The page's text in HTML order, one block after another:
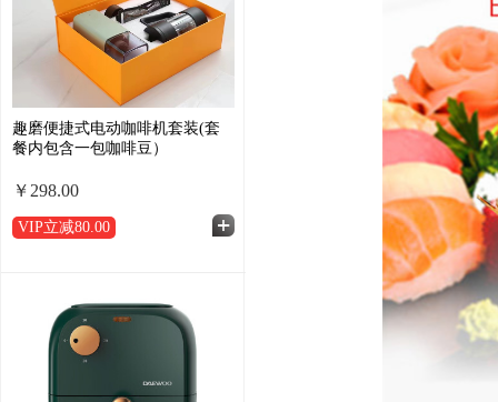
趣磨便捷式电动咖啡机套装(套
餐内包含一包咖啡豆）
￥298.00
VIP立减80.00